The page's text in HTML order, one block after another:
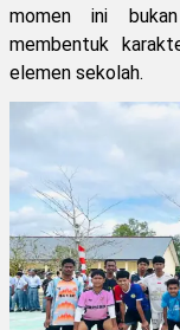
momen ini
membentuk
elemen sekolah.